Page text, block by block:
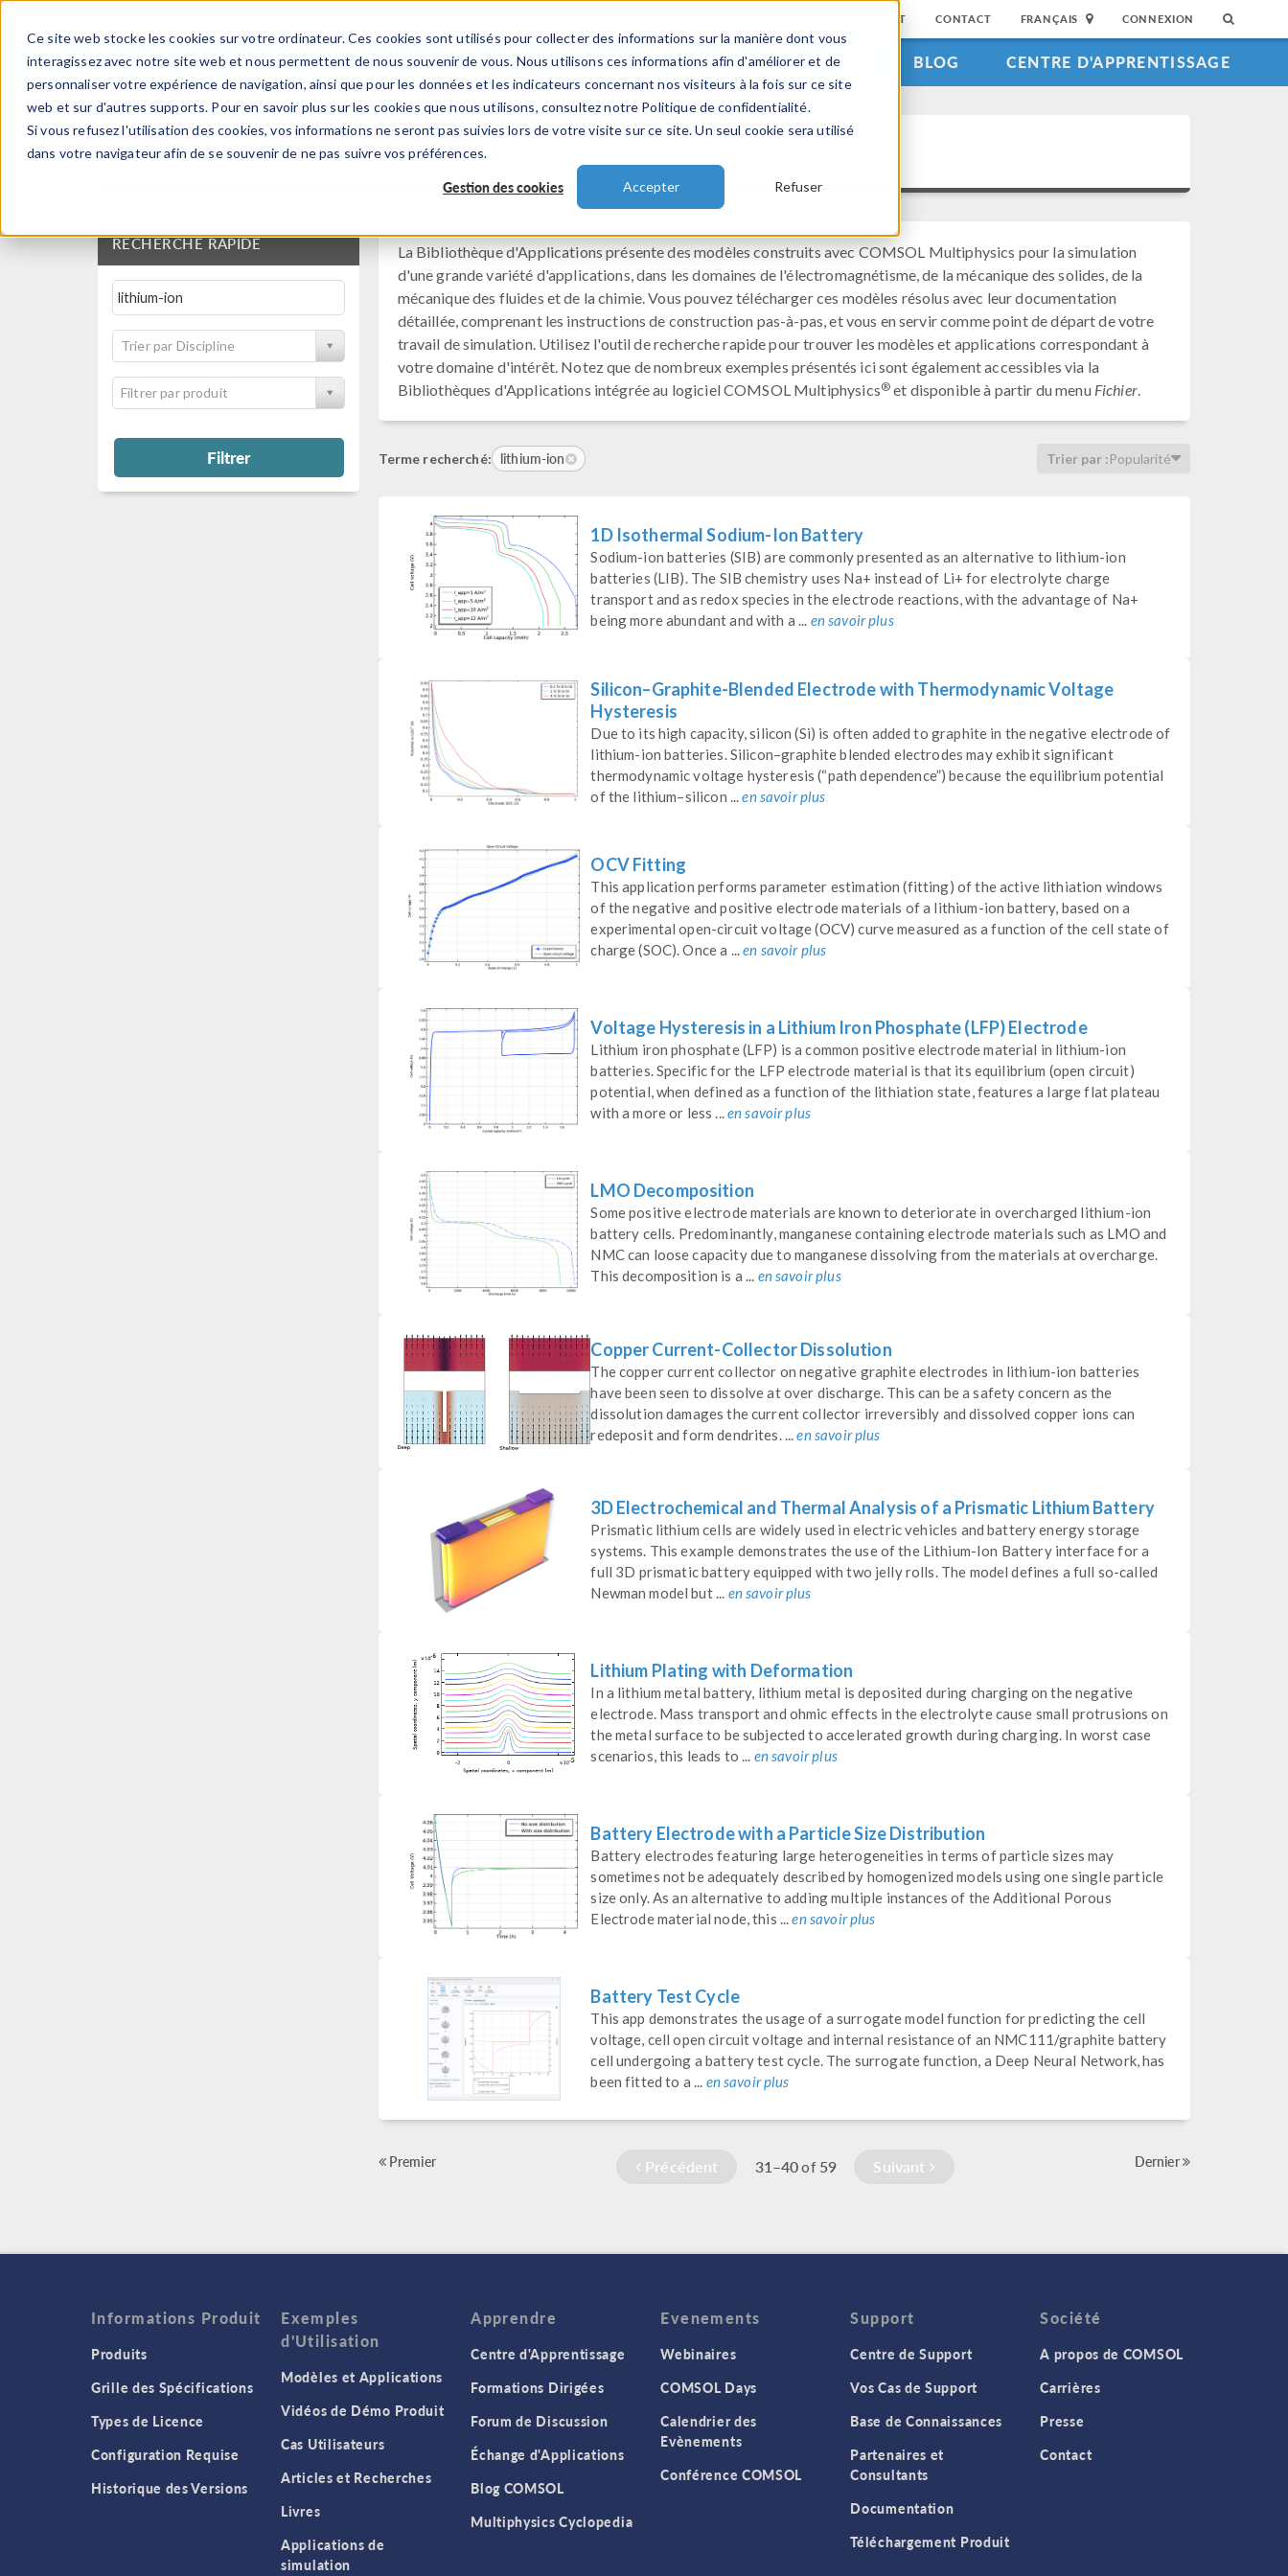
Ce site web stocke les cookies sur votre ordinateur. Ces cookies sont utilisés pour collecter des informations sur la manière dont vous
interagissez avec notre site web et nous permettent de nous souvenir de vous. Nous utilisons ces informations afin d'améliorer et de
personnaliser votre expérience de navigation, ainsi que pour les données et les indicateurs concernant nos visiteurs à la fois sur ce site
web et sur d'autres supports. Pour en savoir plus sur les cookies que nous utilisons, consultez notre Politique de confidentialité.
Si vous refusez l'utilisation des cookies, vos informations ne seront pas suivies lors de votre visite sur ce site. Un seul cookie sera utilisé
dans votre navigateur afin de se souvenir de ne pas suivre vos préférences.
Gestion des cookies Accepter Refuser
SUPPORT CONTACT FRANÇAIS CONNEXION
PRODUITS INDUSTRIES VIDEOS EVENEMENTS BLOG CENTRE D'APPRENTISSAGE
Bibliothèque d'Applications
RECHERCHE RAPIDE
Trier par Discipline
Filtrer par produit
Filtrer
La Bibliothèque d'Applications présente des modèles construits avec COMSOL Multiphysics pour la simulation
d'une grande variété d'applications, dans les domaines de l'électromagnétisme, de la mécanique des solides, de la
mécanique des fluides et de la chimie. Vous pouvez télécharger ces modèles résolus avec leur documentation
détaillée, comprenant les instructions de construction pas-à-pas, et vous en servir comme point de départ de votre
travail de simulation. Utilisez l'outil de recherche rapide pour trouver les modèles et applications correspondant à
votre domaine d'intérêt. Notez que de nombreux exemples présentés ici sont également accessibles via la
Bibliothèques d'Applications intégrée au logiciel COMSOL Multiphysics® et disponible à partir du menu Fichier.
Terme recherché: lithium-ion Trier par :Popularité
1D Isothermal Sodium-Ion Battery
Sodium-ion batteries (SIB) are commonly presented as an alternative to lithium-ion
batteries (LIB). The SIB chemistry uses Na+ instead of Li+ for electrolyte charge
transport and as redox species in the electrode reactions, with the advantage of Na+
being more abundant and with a ... en savoir plus
Silicon–Graphite-Blended Electrode with Thermodynamic Voltage
Hysteresis
Due to its high capacity, silicon (Si) is often added to graphite in the negative electrode of
lithium-ion batteries. Silicon–graphite blended electrodes may exhibit significant
thermodynamic voltage hysteresis (“path dependence”) because the equilibrium potential
of the lithium–silicon ...en savoir plus
OCV Fitting
This application performs parameter estimation (fitting) of the active lithiation windows
of the negative and positive electrode materials of a lithium-ion battery, based on a
experimental open-circuit voltage (OCV) curve measured as a function of the cell state of
charge (SOC). Once a ...en savoir plus
Voltage Hysteresis in a Lithium Iron Phosphate (LFP) Electrode
Lithium iron phosphate (LFP) is a common positive electrode material in lithium-ion
batteries. Specific for the LFP electrode material is that its equilibrium (open circuit)
potential, when defined as a function of the lithiation state, features a large flat plateau
with a more or less ...en savoir plus
LMO Decomposition
Some positive electrode materials are known to deteriorate in overcharged lithium-ion
battery cells. Predominantly, manganese containing electrode materials such as LMO and
NMC can loose capacity due to manganese dissolving from the materials at overcharge.
This decomposition is a ... en savoir plus
Copper Current-Collector Dissolution
The copper current collector on negative graphite electrodes in lithium-ion batteries
have been seen to dissolve at over discharge. This can be a safety concern as the
dissolution damages the current collector irreversibly and dissolved copper ions can
redeposit and form dendrites. ...en savoir plus
3D Electrochemical and Thermal Analysis of a Prismatic Lithium Battery
Prismatic lithium cells are widely used in electric vehicles and battery energy storage
systems. This example demonstrates the use of the Lithium-Ion Battery interface for a
full 3D prismatic battery equipped with two jelly rolls. The model defines a full so-called
Newman model but ... en savoir plus
Lithium Plating with Deformation
In a lithium metal battery, lithium metal is deposited during charging on the negative
electrode. Mass transport and ohmic effects in the electrolyte cause small protrusions on
the metal surface to be subjected to accelerated growth during charging. In worst case
scenarios, this leads to ... en savoir plus
Battery Electrode with a Particle Size Distribution
Battery electrodes featuring large heterogeneities in terms of particle sizes may
sometimes not be adequately described by homogenized models using one single particle
size only. As an alternative to adding multiple instances of the Additional Porous
Electrode material node, this ...en savoir plus
Battery Test Cycle
This app demonstrates the usage of a surrogate model function for predicting the cell
voltage, cell open circuit voltage and internal resistance of an NMC111/graphite battery
cell undergoing a battery test cycle. The surrogate function, a Deep Neural Network, has
been fitted to a ... en savoir plus
Premier Précédent 31–40of 59 Suivant Dernier
Informations Produit
Produits
Grille des Spécifications
Types de Licence
Configuration Requise
Historique des Versions
Exemples
d'Utilisation
Modèles et Applications
Vidéos de Démo Produit
Cas Utilisateurs
Articles et Recherches
Livres
Applications de
simulation
Apprendre
Centre d'Apprentissage
Formations Dirigées
Forum de Discussion
Échange d'Applications
Blog COMSOL
Multiphysics Cyclopedia
Evenements
Webinaires
COMSOL Days
Calendrier des
Evènements
Conférence COMSOL
Support
Centre de Support
Vos Cas de Support
Base de Connaissances
Partenaires et
Consultants
Documentation
Téléchargement Produit
Société
A propos de COMSOL
Carrières
Presse
Contact